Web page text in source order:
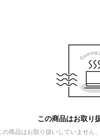
この商品はお取り
の商品はお取り扱いしていません